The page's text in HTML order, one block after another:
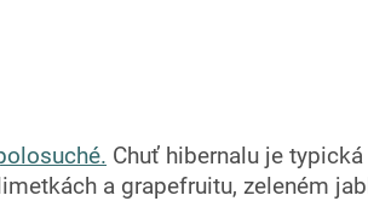
Chuť hibernalu je
a grapefruitu, zeleném